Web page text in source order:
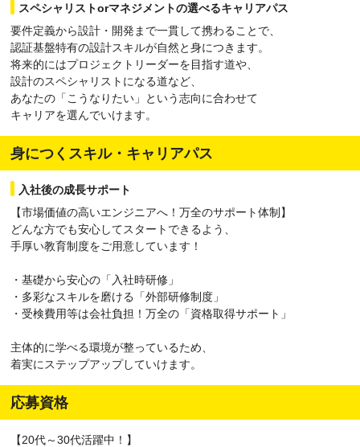
スペシャリストorマネジメントの選べるキャリアパス
要件定義から設計・開発まで一貫して携わることで、
認証基盤特有の設計スキルが自然と身につきます。
将来的にはプロジェクトリーダーを目指す道や、
設計のスペシャリストになる道など、
あなたの「こうなりたい」という志向に合わせて
キャリアを選んでいけます。
身につくスキル・キャリアパス
入社後の成長サポート
【市場価値の高いエンジニアへ！万全のサポート体制】
どんな方でも安心してスタートできるよう、
手厚い教育制度をご用意しています！
・基礎から安心の「入社時研修」
・多彩なスキルを磨ける「外部研修制度」
・受検費用等は会社負担！万全の「資格取得サポート」
主体的に学べる環境が整っているため、
着実にステップアップしていけます。
応募資格
【20代～30代活躍中！】